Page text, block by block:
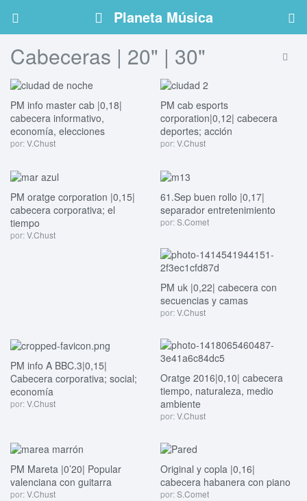
Planeta Música
Cabeceras | 20" | 30"
PM info master cab |0,18|
cabecera informativo,
economía, elecciones
por:V.Chust
PM cab esports
corporation|0,12| cabecera
deportes; acción
por:V.Chust
PM oratge corporation |0,15|
cabecera corporativa; el
tiempo
por:V.Chust
61.Sep buen rollo |0,17|
separador entretenimiento
por:S.Comet
PM uk |0,22| cabecera con
secuencias y camas
por:V.Chust
PM info A BBC.3|0,15|
Cabecera corporativa; social;
economía
por:V.Chust
Oratge 2016|0,10| cabecera
tiempo, naturaleza, medio
ambiente
por:V.Chust
PM Mareta |0’20| Popular
valenciana con guitarra
por:V.Chust
Original y copla |0,16|
cabecera habanera con piano
por:S.Comet